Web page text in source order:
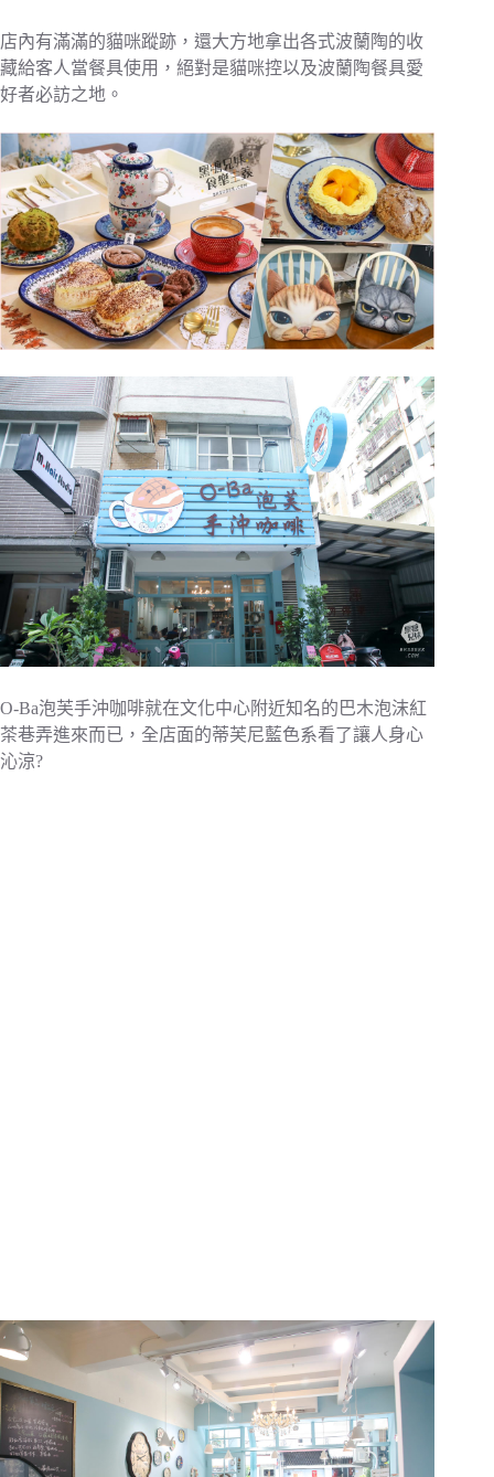
店內有滿滿的貓咪蹤跡，還大方地拿出各式波蘭陶的收
藏給客人當餐具使用，絕對是貓咪控以及波蘭陶餐具愛
好者必訪之地。
O-Ba泡芙手沖咖啡就在文化中心附近知名的巴木泡沫紅
茶巷弄進來而已，全店面的蒂芙尼藍色系看了讓人身心
沁涼?